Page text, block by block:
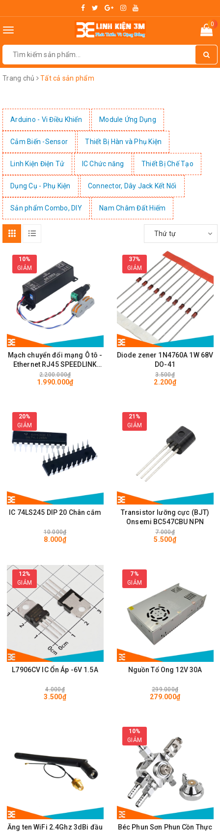
Toggle
0
Trang chủ Tất cả sản phẩm
Arduino - Vi Điều Khiển Module Ứng Dụng
Cảm Biến -Sensor Thiết Bị Hàn và Phụ Kiện
Linh Kiện Điện Tử IC Chức năng Thiết Bị Chế Tạo
Dụng Cụ - Phụ Kiện Connector, Dây Jack Kết Nối
Sản phẩm Combo, DIY Nam Châm Đất Hiếm
Thứ tự
10%
GIẢM
Mạch chuyển đổi mạng Ô tô -
Ethernet RJ45 SPEEDLINK
SE1002 100Mps
2.200.000₫
1.990.000₫
37%
GIẢM
Diode zener 1N4760A 1W 68V
DO-41
3.500₫
2.200₫
20%
GIẢM
IC 74LS245 DIP 20 Chân cắm
10.000₫
8.000₫
21%
GIẢM
Transistor lưỡng cực (BJT)
Onsemi BC547CBU NPN
7.000₫
5.500₫
12%
GIẢM
L7906CV IC Ổn Áp -6V 1.5A
4.000₫
3.500₫
7%
GIẢM
Nguồn Tổ Ong 12V 30A
299.000₫
279.000₫
Ăng ten WiFi 2.4Ghz 3dBi đầu
10%
GIẢM
Béc Phun Sơn Phun Cồn Thực